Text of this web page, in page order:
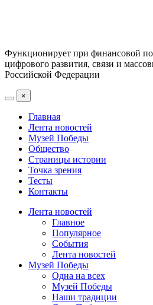
Функционирует при финансовой
цифрового развития, связи и
Российской Федерации
×
Главная
Лента новостей
Музей Победы
Общество
Страницы истории
Точка зрения
Тесты
Контакты
Лента новостей
Главное
Популярное
События
Лента новостей
Музей Победы
Одна на всех
Музей Победы
Наши традиции